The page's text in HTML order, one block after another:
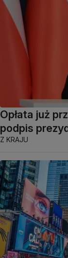
Opłata już
podpis
Z KRAJU